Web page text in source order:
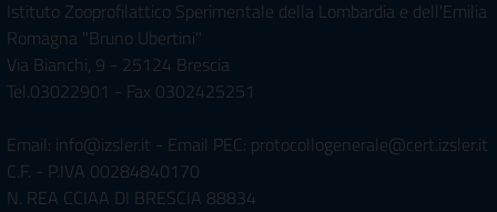
Istituto Zooprofilattico Sperimentale della Lombardia e dell'Emilia
Romagna "Bruno Ubertini"
Via Bianchi, 9 - 25124 Brescia
Tel.03022901 - Fax 0302425251
Email: info@izsler.it - Email PEC: protocollogenerale@cert.izsler.it
C.F. - P.IVA 00284840170
N. REA CCIAA DI BRESCIA 88834